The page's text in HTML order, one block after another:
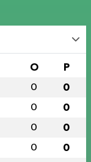
O P
0 0
0 0
0 0
0 0